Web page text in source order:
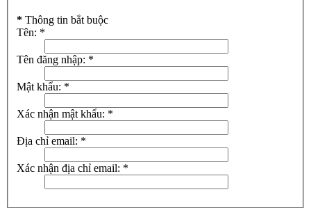
* Thông tin bắt buộc
Tên: *
Tên đăng nhập: *
Mật khẩu: *
Xác nhận mật khẩu: *
Địa chỉ email: *
Xác nhận địa chỉ email: *